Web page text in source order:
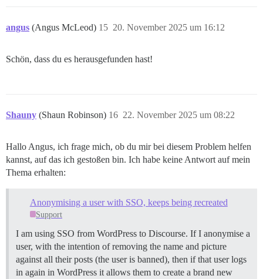
angus (Angus McLeod) 20. November 2025 um 16:12
15
Schön, dass du es herausgefunden hast!
Shauny (Shaun Robinson) 22. November 2025 um 08:22
16
Hallo Angus, ich frage mich, ob du mir bei diesem Problem helfen
kannst, auf das ich gestoßen bin. Ich habe keine Antwort auf mein
Thema erhalten:
Anonymising a user with SSO, keeps being recreated
Support
I am using SSO from WordPress to Discourse. If I anonymise a
user, with the intention of removing the name and picture
against all their posts (the user is banned), then if that user logs
in again in WordPress it allows them to create a brand new